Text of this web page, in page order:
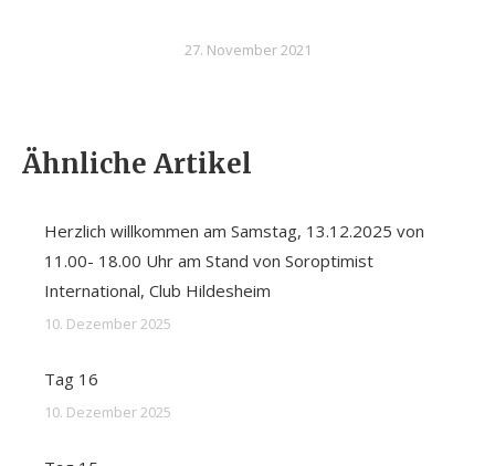
27. November 2021
Ähnliche Artikel
Herzlich willkommen am Samstag, 13.12.2025 von
11.00- 18.00 Uhr am Stand von Soroptimist
International, Club Hildesheim
10. Dezember 2025
Tag 16
10. Dezember 2025